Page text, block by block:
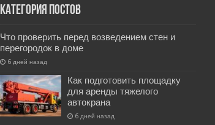
Категория постов
Что проверить перед возведением стен и
перегородок в доме
6 дней назад
Как подготовить площадку
для аренды тяжелого
автокрана
6 дней назад